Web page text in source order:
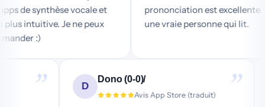
de synthèse vocale et
intuitive. Je ne peux
:)
prononciation est excellente. On
une vraie personne qui lit.
D
Dono (0-0)/
Avis App Store (traduit)